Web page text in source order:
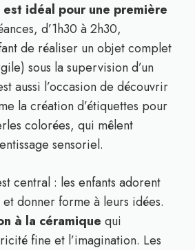
idéal pour une première
d’1h30 à 2h30,
de réaliser un objet complet
sous la supervision d’un
aussi l’occasion de découvrir
la création d’étiquettes pour
colorées, qui mêlent
sensoriel.
central : les enfants adorent
donner forme à leurs idées.
à la céramique qui
fine et l’imagination. Les